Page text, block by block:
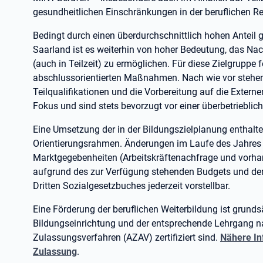
gesundheitlichen Einschränkungen in der beruflichen
Bedingt durch einen überdurchschnittlich hohen Anteil
Saarland ist es weiterhin von hoher Bedeutung, das
(auch in Teilzeit) zu ermöglichen. Für diese Zielgruppe
abschlussorientierten Maßnahmen. Nach wie vor
Teilqualifikationen und die Vorbereitung auf die
Fokus und sind stets bevorzugt vor einer
Eine Umsetzung der in der Bildungszielplanung
Orientierungsrahmen. Änderungen im Laufe des
Marktgegebenheiten (Arbeitskräftenachfrage und
aufgrund des zur Verfügung stehenden Budgets und
Dritten Sozialgesetzbuches jederzeit vorstellbar.
Eine Förderung der beruflichen Weiterbildung ist
Bildungseinrichtung und der entsprechende Lehrgang
Zulassungsverfahren (AZAV) zertifiziert sind. Nähere
Zulassung.